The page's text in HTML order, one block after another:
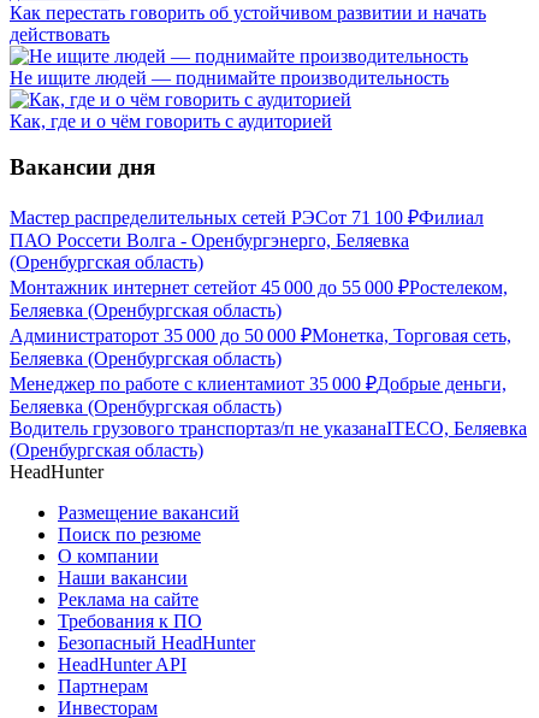
Как перестать говорить об устойчивом развитии и начать
действовать
Не ищите людей — поднимайте производительность
Как, где и о чём говорить с аудиторией
Вакансии дня
Мастер распределительных сетей РЭСот 71 100 ₽Филиал
ПАО Россети Волга - Оренбургэнерго, Беляевка
(Оренбургская область)
Монтажник интернет сетейот 45 000 до 55 000 ₽Ростелеком,
Беляевка (Оренбургская область)
Администраторот 35 000 до 50 000 ₽Монетка, Торговая сеть,
Беляевка (Оренбургская область)
Менеджер по работе с клиентамиот 35 000 ₽Добрые деньги,
Беляевка (Оренбургская область)
Водитель грузового транспортаз/п не указанаITECO, Беляевка
(Оренбургская область)
HeadHunter
Размещение вакансий
Поиск по резюме
О компании
Наши вакансии
Реклама на сайте
Требования к ПО
Безопасный HeadHunter
HeadHunter API
Партнерам
Инвесторам